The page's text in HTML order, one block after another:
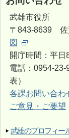
武雄市役所
〒843-8639 佐
図
開庁時間：平
電話：0954-
表）
各課お問い合わ
ご意見・ご要望
武雄のプロフィー